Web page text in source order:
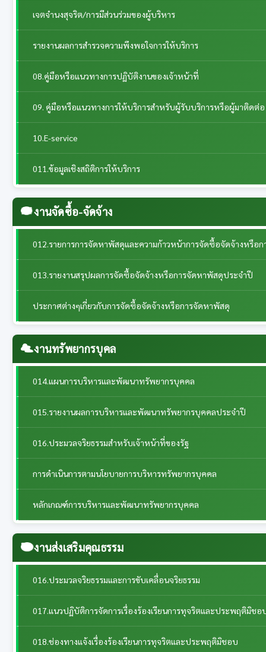
เจตจำนงสุจริต/การมีส่วนร่วมของผู้บริหาร
รายงานผลการสำรวจความพึงพอใจการให้บริการ
08.คู่มือหรือแนวทางการปฏิบัติงานของเจ้าหน้าที่
09. คู่มือหรือแนวทางการให้บริการสำหรับผู้รับบริการหรือผู้มาติดต่อ
10.E-service
011.ข้อมูลเชิงสถิติการให้บริการ
งานจัดซื้อ-จัดจ้าง
012.รายการการจัดหาพัสดุและความก้าวหน้าการจัดซื้อจัดจ้างหรือ
013.รายงานสรุปผลการจัดซื้อจัดจ้างหรือการจัดหาพัสดุประจำปี
ประกาศต่างๆเกี่ยวกับการจัดซื้อจัดจ้างหรือการจัดหาพัสดุ
งานทรัพยากรบุคล
014.แผนการบริหารและพัฒนาทรัพยากรบุคคล
015.รายงานผลการบริหารและพัฒนาทรัพยากรบุคคลประจําปี
016.ประมวลจริยธรรมสำหรับเจ้าหน้าที่ของรัฐ
การดำเนินการตามนโยบายการบริหารทรัพยากรบุคคล
หลักเกณฑ์การบริหารและพัฒนาทรัพยากรบุคคล
งานส่งเสริมคุณธรรม
016.ประมวลจริยธรรมและการขับเคลื่อนจริยธรรม
017.แนวปฏิบัติการจัดการเรื่องร้องเรียนการทุจริตและประพฤติมิชอ
018.ช่องทางแจ้งเรื่องร้องเรียนการทุจริตและประพฤติมิชอบ